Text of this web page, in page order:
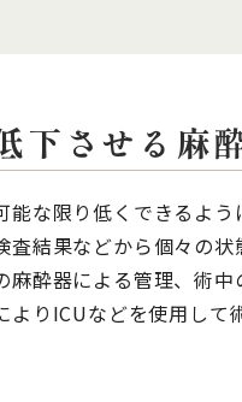
下させる麻
な限り低くできるよう
結果などから個々の
酔器による管理、術
りICUなどを使用して